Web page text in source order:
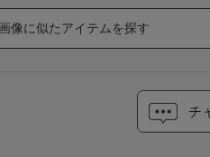
像に似たアイテムを探す
チ